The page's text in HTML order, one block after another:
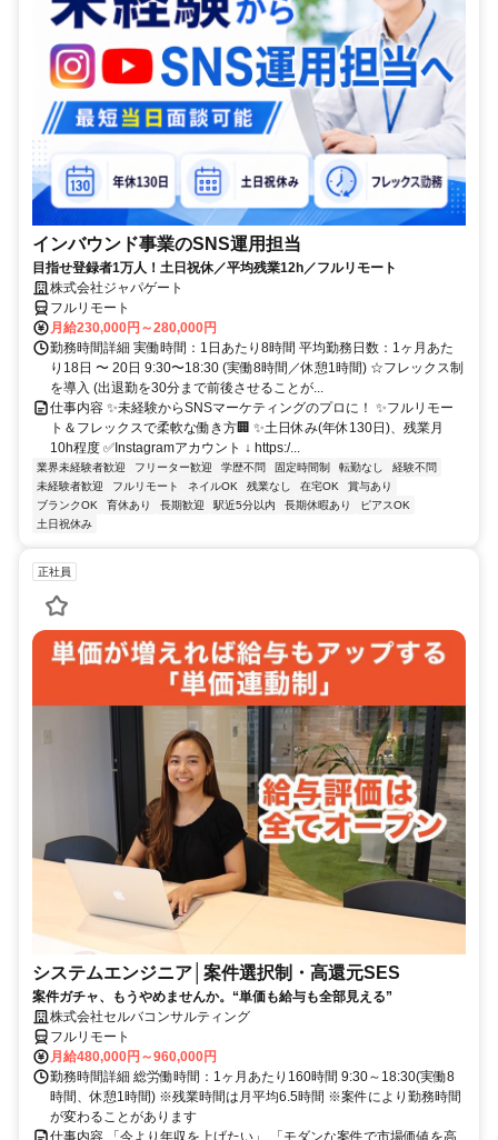
インバウンド事業のSNS運用担当
目指せ登録者1万人！土日祝休／平均残業12h／フルリモート
株式会社ジャパゲート
フルリモート
月給230,000円～280,000円
勤務時間詳細 実働時間：1日あたり8時間 平均勤務日数：1ヶ月あた
り18日 〜 20日 9:30〜18:30 (実働8時間／休憩1時間) ☆フレックス制
を導入 (出退勤を30分まで前後させることが...
仕事内容 ✨未経験からSNSマーケティングのプロに！ ✨フルリモー
ト＆フレックスで柔軟な働き方🏢 ✨土日休み(年休130日)、残業月
10h程度 ✅Instagramアカウント ↓ https:/...
業界未経験者歓迎 フリーター歓迎 学歴不問 固定時間制 転勤なし
経験不問
未経験者歓迎
フルリモート ネイルOK 残業なし 在宅OK
賞与あり
ブランクOK
育休あり 長期歓迎 駅近5分以内 長期休暇あり
ピアスOK
土日祝休み
正社員
システムエンジニア│案件選択制・高還元SES
案件ガチャ、もうやめませんか。“単価も給与も全部見える”
株式会社セルバコンサルティング
フルリモート
月給480,000円～960,000円
勤務時間詳細 総労働時間：1ヶ月あたり160時間 9:30～18:30(実働8
時間、休憩1時間) ※残業時間は月平均6.5時間 ※案件により勤務時間
が変わることがあります
仕事内容 「今より年収を上げたい」 「モダンな案件で市場価値を高